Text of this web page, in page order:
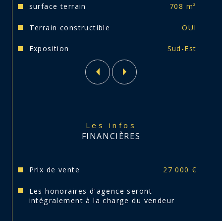
surface terrain 708 m²
Terrain constructible OUI
Exposition Sud-Est
Les infos
FINANCIÈRES
Prix de vente 27 000 €
Les honoraires d'agence seront
intégralement à la charge du vendeur